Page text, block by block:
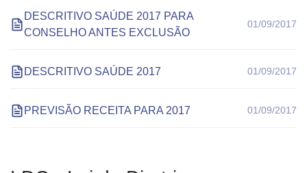
DESCRITIVO SAÚDE 2017 PARA
CONSELHO ANTES EXCLUSÃO
01/09/2017
DESCRITIVO SAÚDE 2017 01/09/2017
PREVISÃO RECEITA PARA 2017 01/09/2017